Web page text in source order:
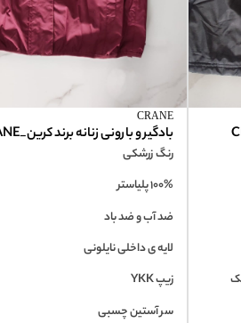
CRANE
بادگیر و بارونی زنانه برند کرین_CRANE
رنگ زرشکی
100% پلیاستر
ضد آب و ضد باد
لایه ی داخلی نایلونی
زیپ YKK
سر آستین چسبی